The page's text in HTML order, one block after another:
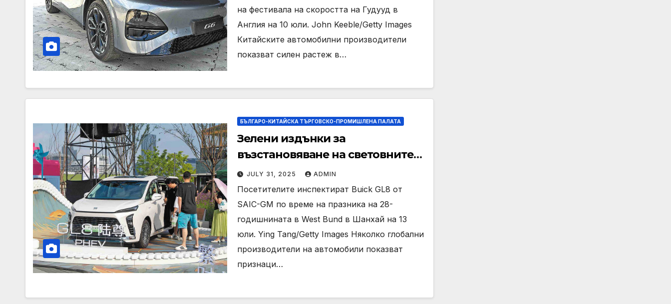
на фестивала на скоростта на Гудууд в
Англия на 10 юли. John Keeble/Getty Images
Китайските автомобилни производители
показват силен растеж в…
БЪЛГАРО-КИТАЙСКА ТЪРГОВСКО-ПРОМИШЛЕНА ПАЛАТА
Зелени издънки за
възстановяване на световните
марки в Китай
JULY 31, 2025 ADMIN
Посетителите инспектират Buick GL8 от
SAIC-GM по време на празника на 28-
годишнината в West Bund в Шанхай на 13
юли. Ying Tang/Getty Images Няколко глобални
производители на автомобили показват
признаци…